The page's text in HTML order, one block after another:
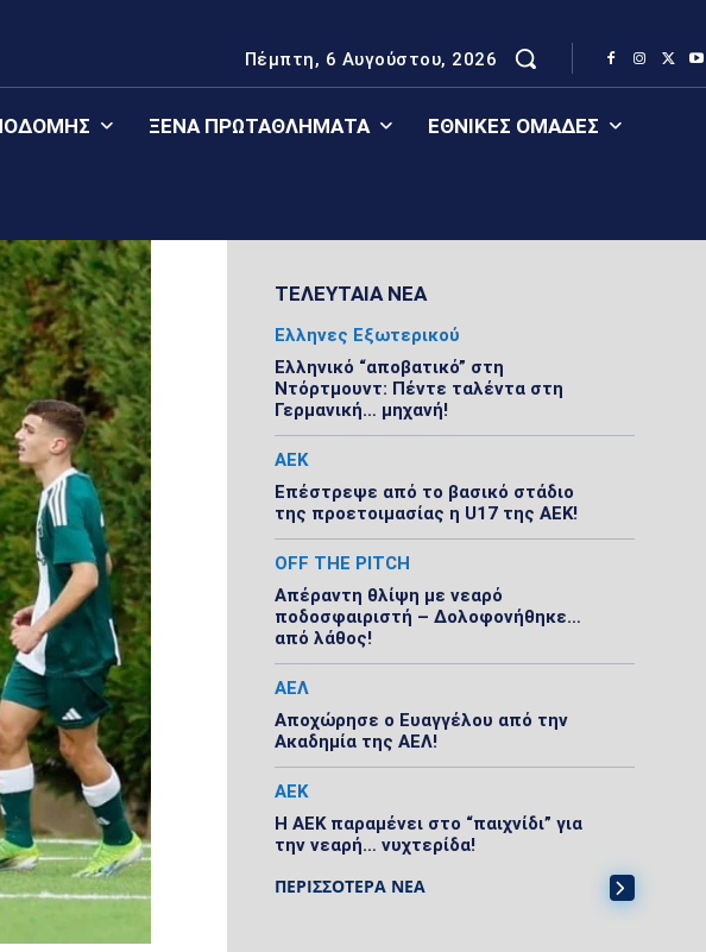
Πέμπτη, 6 Αυγούστου, 2026
ΞΈΝΑ ΠΡΩΤΑΘΛΉΜΑΤΑ ΕΘΝΙΚΈΣ ΟΜΆΔΕΣ
ΤΕΛΕΥΤΑΙΑ ΝΕΑ
Ελληνες Εξωτερικού
Ελληνικό “αποβατικό” στη
Ντόρτμουντ: Πέντε ταλέντα στη
Γερμανική… μηχανή!
ΑΕΚ
Επέστρεψε από το βασικό στάδιο
της προετοιμασίας η U17 της ΑΕΚ!
OFF THE PITCH
Απέραντη θλίψη με νεαρό
ποδοσφαιριστή – Δολοφονήθηκε…
από λάθος!
ΑΕΛ
Αποχώρησε ο Ευαγγέλου από την
Ακαδημία της ΑΕΛ!
ΑΕΚ
Η ΑΕΚ παραμένει στο “παιχνίδι” για
την νεαρή… νυχτερίδα!
ΠΕΡΙΣΣΟΤΕΡΑ ΝΕΑ